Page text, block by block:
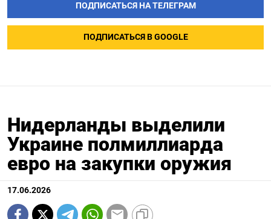
ПОДПИСАТЬСЯ НА ТЕЛЕГРАМ
ПОДПИСАТЬСЯ В GOOGLE
Нидерланды выделили
Украине полмиллиарда
евро на закупки оружия
17.06.2026